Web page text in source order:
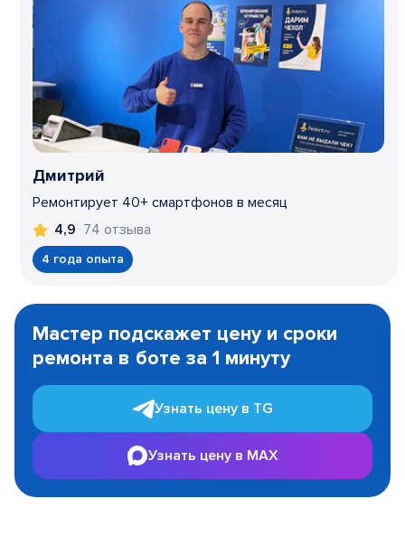
Дмитрий
Ремонтирует 40+ смартфонов в месяц
4,9 74 отзыва
4 года опыта
1
Мастер подскажет цену и сроки
ремонта в боте за 1 минуту
Узнать цену в TG
Узнать цену в MAX